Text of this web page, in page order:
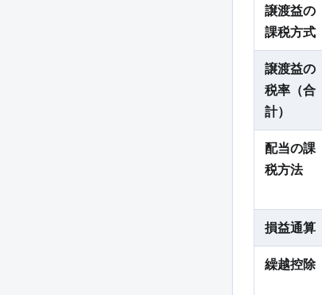
譲渡益の
課税方式
譲渡益の
税率（合
計）
配当の課
税方法
損益通算
繰越控除